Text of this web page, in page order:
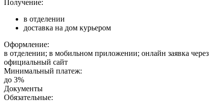
Получение:
в отделении
доставка на дом курьером
Оформление:
в отделении; в мобильном приложении; онлайн заявка через
официальный сайт
Минимальный платеж:
до 3%
Документы
Обязательные: